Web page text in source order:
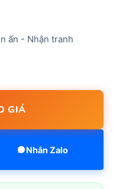
ấn - Nhận tranh
GIÁ
Nhắn Zalo